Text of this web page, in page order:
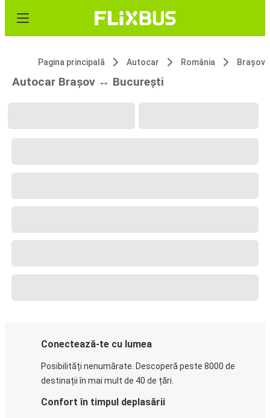
Pagina principală Autocar România Brașov
Autocar Brașov ↔ București
Conectează-te cu lumea
Posibilități nenumărate. Descoperă peste 8000 de
destinații în mai mult de 40 de țări.
Confort în timpul deplasării